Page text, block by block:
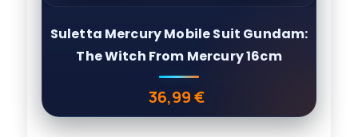
Suletta Mercury Mobile Suit Gundam:
The Witch From Mercury 16cm
Prix
36,99 €